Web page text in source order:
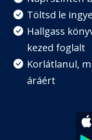
7. Kukkantó
Mikulás Apónak
Fejezet hossza:
Töltsd le
Hallgass
kezed foglalt
Korlátlanul,
áráért